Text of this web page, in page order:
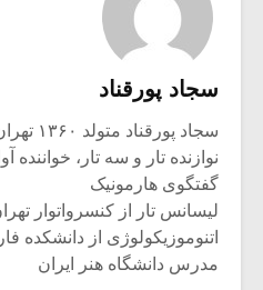
سجاد پورقناد
سجاد پورقناد متولد ۱۳۶۰ تهران
نوازنده تار و سه تار، خواننده
گفتگوی هارمونیک
لیسانس تار از کنسرواتوار
اتنوموزیکولوژی از دانشکده
مدرس دانشگاه هنر ایران